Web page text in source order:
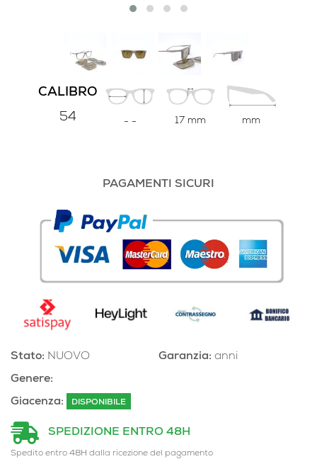
CALIBRO
54 - - 17 mm mm
PAGAMENTI SICURI
Stato: NUOVO
Genere:
Garanzia: anni
Giacenza: DISPONIBILE
SPEDIZIONE ENTRO 48H
Spedito entro 48H dalla ricezione del pagamento